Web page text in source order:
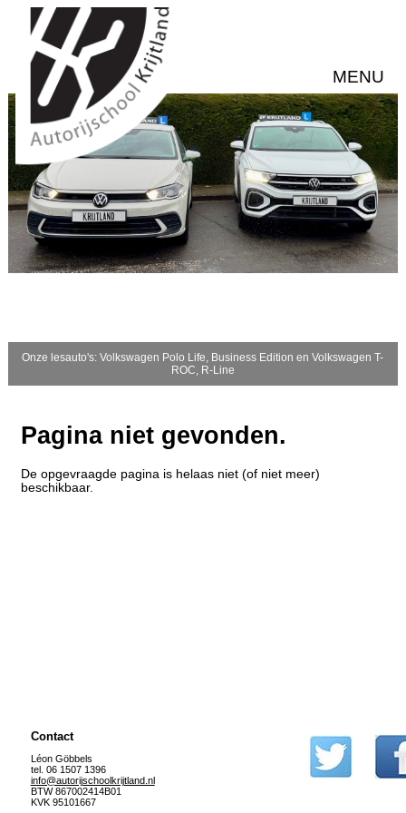
MENU
Onze lesauto's: Volkswagen Polo Life, Business Edition en Volkswagen T-
ROC, R-Line
Pagina niet gevonden.
De opgevraagde pagina is helaas niet (of niet meer)
beschikbaar.
Contact
Léon Göbbels
tel. 06 1507 1396
info@autorijschoolkrijtland.nl
BTW 867002414B01
KVK 95101667